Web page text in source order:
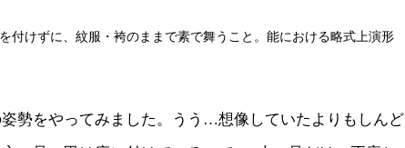
付けずに、紋服・袴のままで素で舞うこと。能における略式上演形
勢をやってみました。うう…想像していたよりもしんど